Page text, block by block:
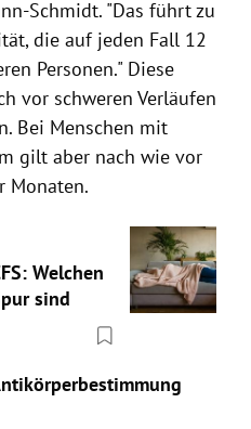
Schmidt. "Das führt zu
die auf jeden Fall 12
Personen." Diese
vor schweren Verläufen
Bei Menschen mit
gilt aber nach wie vor
Monaten.
Welchen
sind